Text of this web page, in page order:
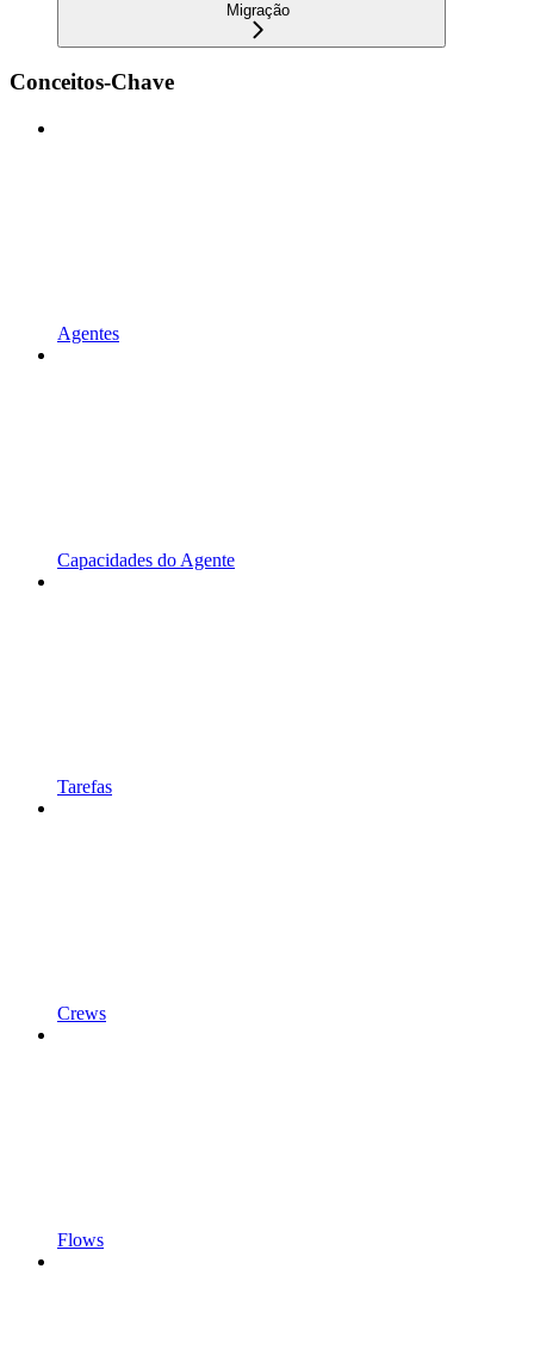
Migração
Conceitos-Chave
Agentes
Capacidades do Agente
Tarefas
Crews
Flows